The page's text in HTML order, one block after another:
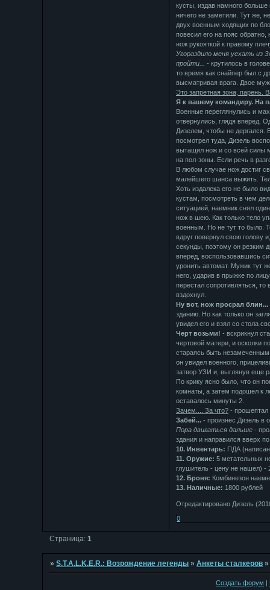
кусты, издав намного
ничего не заметили. Тут же,
двух военным ходящих по
повесил его на пояс
нож рукояткой к правому
Угораздило меня уехать из
пройти...
- крутилось в
то время как снайпер был с
высматривая врага. Двое
Это запретная зона, парень.
Я к вашему командиру. На
Военные переглянулись и
отвернулись, глядя вперед.
Дизелем, чтобы не дергался.
посмотрел туда, Дизель
вытащил нож и со всей силы
на пол-зоны. Если речь в
В любом случае нож достиг
малейшего шанса выжить.
Хоть издалека его не было
кустам, посмотреть в чем
ситуацией, наемник снял
нож в шею. Как только тело
военным. Но не тут то было.
вдруг повернул свою голову
секунды, поэтому он резким
вперед, воспользовавшись
уронить автомат. Мужик тут
него, ударив в прыжке по
перестал сопротивляться,
вздохнул.
Ну вот, нож просрал блин...
зданию. Но как только он
увидел его и взял со стола
Черт возьми! - вскрикнул
чертовой матери, и осколки
стараясь быть
он увидел военного,
затвор УЗИ и, выглянув еще
По крику ясно было, что он
комнаты, а затем подошел к
оставалось минуты 2.
Зачем.... За что? - прошептал
Забей... - произнес Дизель в
Пора двигаться дальше -
здания и направился вверх
10. Инвентарь: ПДА
11. Оружие: 5 метательных
глушитель - цену не нашел) -
12. Броня: Комбинезон
13. Наличные: 1800 рублей
Отредактировано Дизель
0
Страница: 1
»S.T.A.L.K.E.R.: Возрождение легенды »Анкеты сталкеров
Создать форум |